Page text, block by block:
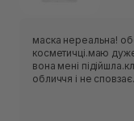
маска нереальна!
косметичці.маю
вона мені
обличчя і не сповзає.